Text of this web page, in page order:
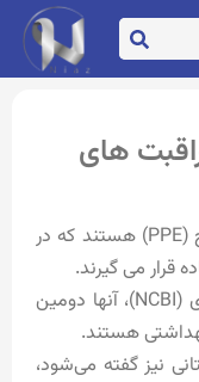
های
روپوش ها تجهیزات محافظ شخصی رایج (PPE) هستند که در
قرار می گیرند.
با توجه به مرکز ملی اطلاعات بیوتکنولوژی (NCBI)، آنها دومین
نیز گفته می‌شود،